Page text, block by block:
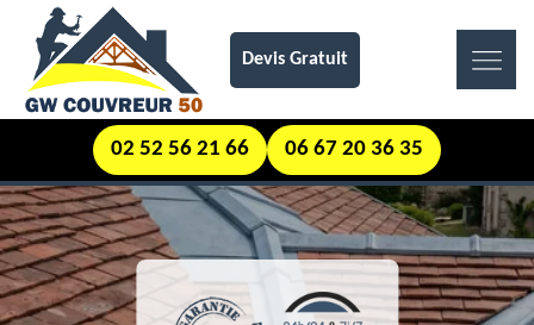
Devis Gratuit
02 52 56 21 66 06 67 20 36 35